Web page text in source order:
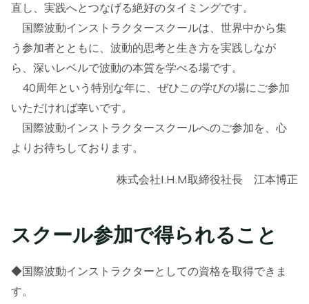
直し、実践へとつなげる絶好のタイミングです。
国際波動インストラクタースクールは、世界中から集
う参加者とともに、波動的思考と生き方を実践しなが
ら、深いレベルで波動の本質を学べる場です。
40周年という特別な年に、ぜひこの学びの場にご参加
いただければ幸いです。
国際波動インストラクタースクールへのご参加を、心
よりお待ちしております。
株式会社I.H.M取締役社長 江本博正
スクール参加で得られること
◆国際波動インストラクターとしての資格を取得できま
す。